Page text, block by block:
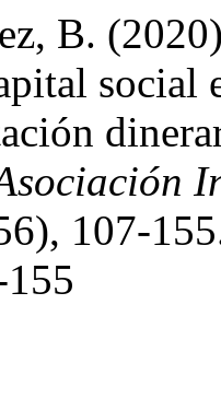
B.
social
107-